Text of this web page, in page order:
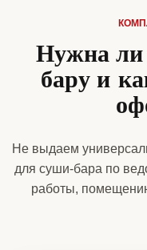
Нужна ли
бару и
Не выдаем
для суши-бара по
работы,